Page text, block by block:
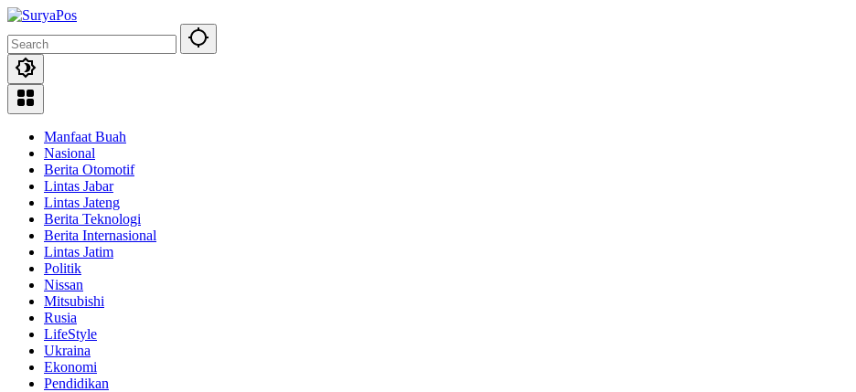
Skip
content
Manfaat Buah
Nasional
Berita Otomotif
Lintas Jabar
Lintas Jateng
Berita Teknologi
Berita Internasional
Lintas Jatim
Politik
Nissan
Mitsubishi
Rusia
LifeStyle
Ukraina
Ekonomi
Pendidikan